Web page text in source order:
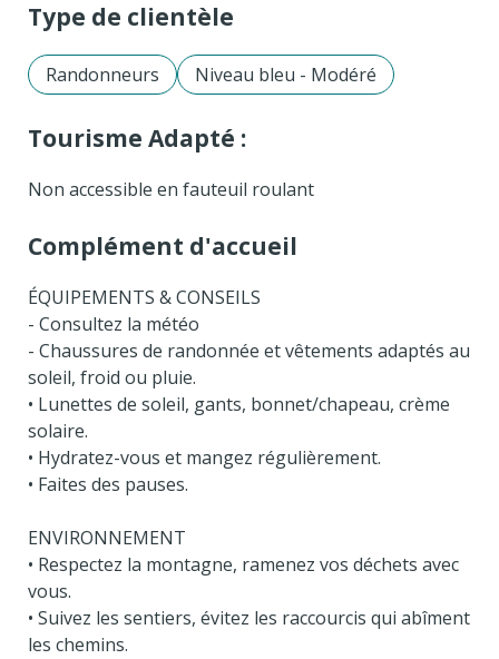
Type de clientèle
Randonneurs Niveau bleu - Modéré
Tourisme Adapté :
Non accessible en fauteuil roulant
Complément d'accueil
ÉQUIPEMENTS & CONSEILS
- Consultez la météo
- Chaussures de randonnée et vêtements adaptés au
soleil, froid ou pluie.
• Lunettes de soleil, gants, bonnet/chapeau, crème
solaire.
• Hydratez-vous et mangez régulièrement.
• Faites des pauses.
ENVIRONNEMENT
• Respectez la montagne, ramenez vos déchets avec
vous.
• Suivez les sentiers, évitez les raccourcis qui abîment
les chemins.